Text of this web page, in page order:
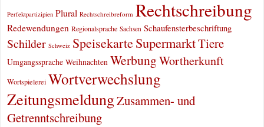
Perfektpartizipien Plural Rechtschreibreform Rechtschreibung
Redewendungen Regionalsprache Sachsen Schaufensterbeschriftung
Schilder Schweiz SpeisekarteSupermarktTiere
Umgangssprache Weihnachten WerbungWortherkunft
Wortspielerei Wortverwechslung
ZeitungsmeldungZusammen- und
Getrenntschreibung